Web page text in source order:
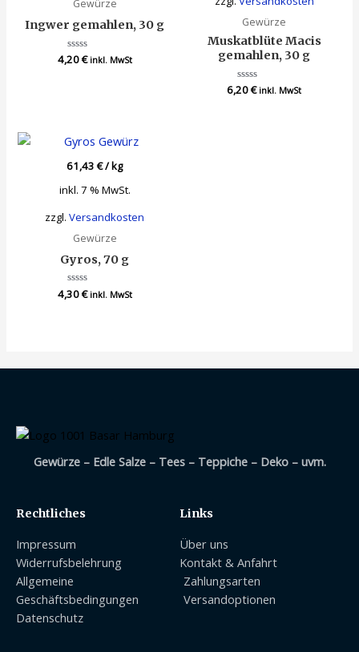
Gewürze
Ingwer gemahlen, 30 g
Bewertet
4,20€ inkl. MwSt
Gewürze
Muskatblüte Macis
gemahlen, 30 g
Bewertet
6,20€ inkl. MwSt
61,43€/kg
inkl. 7 % MwSt.
zzgl.Versandkosten
Gewürze
Gyros, 70 g
Bewertet
4,30€ inkl. MwSt
Gewürze – Edle Salze – Tees – Teppiche – Deko – uvm.
Rechtliches
Impressum
Widerrufsbelehrung
Allgemeine
Geschäftsbedingungen
Datenschutz
Links
Über uns
Kontakt & Anfahrt
Zahlungsarten
Versandoptionen